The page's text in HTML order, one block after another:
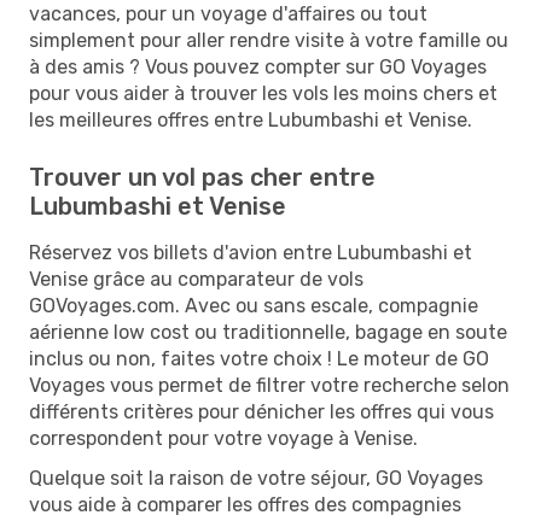
vacances, pour un voyage d'affaires ou tout
simplement pour aller rendre visite à votre famille ou
à des amis ? Vous pouvez compter sur GO Voyages
pour vous aider à trouver les vols les moins chers et
les meilleures offres entre Lubumbashi et Venise.
Trouver un vol pas cher entre
Lubumbashi et Venise
Réservez vos billets d'avion entre Lubumbashi et
Venise grâce au comparateur de vols
GOVoyages.com. Avec ou sans escale, compagnie
aérienne low cost ou traditionnelle, bagage en soute
inclus ou non, faites votre choix ! Le moteur de GO
Voyages vous permet de filtrer votre recherche selon
différents critères pour dénicher les offres qui vous
correspondent pour votre voyage à Venise.
Quelque soit la raison de votre séjour, GO Voyages
vous aide à comparer les offres des compagnies